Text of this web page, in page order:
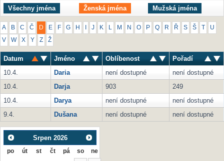
Všechny jména Ženská jména Mužská jména
A B C Č D E F G H J K M N O P Q R Ř S Š U
V W X Y Z Ž
Datum Jméno Oblíbenost
Pořadí
10.4.
Daria není dostupné
není dostupné
10.4.
Darja 903
249
10.4.
Darya není dostupné
není dostupné
9.4.
Dušana není dostupné není dostupné
Srpen 2026
po út st čt pá so ne